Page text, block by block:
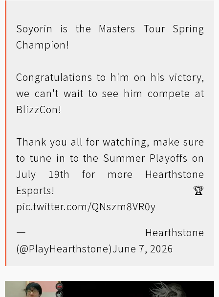
Soyorin is the Masters Tour Spring
Champion!
Congratulations to him on his victory,
we can't wait to see him compete at
BlizzCon!
Thank you all for watching, make sure
to tune in to the Summer Playoffs on
July 19th for more Hearthstone
Esports! 🏆
pic.twitter.com/QNszm8VR0y
— Hearthstone
(@PlayHearthstone)June 7, 2026